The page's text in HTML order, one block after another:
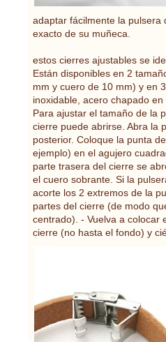
adaptar fácilmente la pulsera
exacto de su muñeca.
estos cierres ajustables se
Están disponibles en 2
mm y cuero de 10 mm) y en
inoxidable, acero chapado en
Para ajustar el tamaño de la
cierre puede abrirse. Abra la
posterior. Coloque la punta
ejemplo) en el agujero
parte trasera del cierre se
el cuero sobrante. Si la
acorte los 2 extremos de la
partes del cierre (de modo
centrado). - Vuelva a colocar
cierre (no hasta el fondo) y